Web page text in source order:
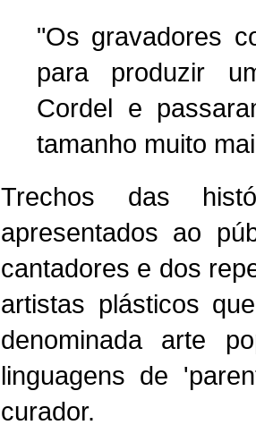
"Os gravadores
para produzir
Cordel e
tamanho muito
Trechos das
apresentados ao
cantadores e dos
artistas plásticos
denominada arte
linguagens de
curador.